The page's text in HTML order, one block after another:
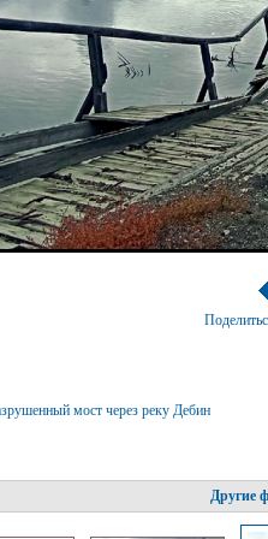
мост через реку Дебин
Другие